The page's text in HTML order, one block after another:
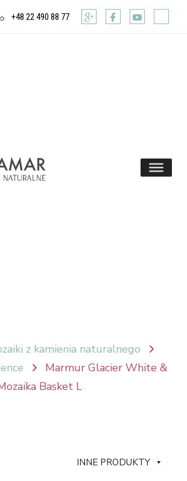
+48 22 490 88 77
z kamienia naturalnego
Marmur Glacier White &
Basket L
INNE PRODUKTY